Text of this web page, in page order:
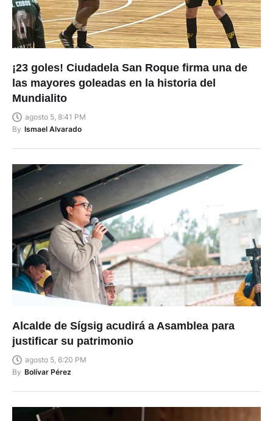
¡23 goles! Ciudadela San Roque firma una de
las mayores goleadas en la historia del
Mundialito
agosto 5, 8:41 PM
By Ismael Alvarado
Alcalde de Sígsig acudirá a Asamblea para
justificar su patrimonio
agosto 5, 6:20 PM
By Bolívar Pérez